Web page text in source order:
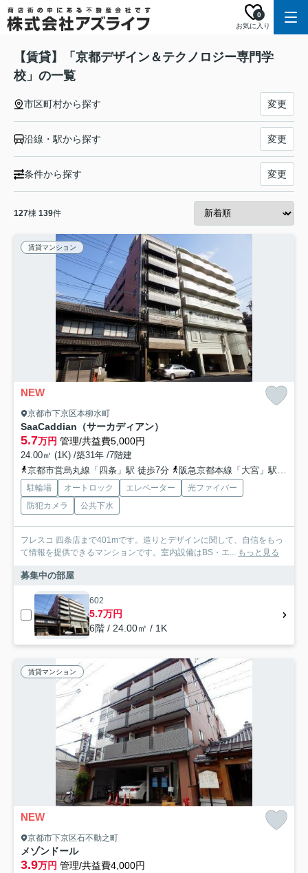
お気に入り
0
【賃貸】「京都デザイン＆テクノロジー専門学
校」の一覧
市区町村から探す 変更
沿線・駅から探す 変更
条件から探す 変更
127棟 139件
賃貸マンション
NEW
京都市下京区本柳水町
SaaCaddian（サーカディアン）
5.7万円 管理/共益費5,000円
24.00㎡ (1K) /築31年 /7階建
京都市営烏丸線「四条」駅 徒歩7分
阪急京都本線「大宮」駅 徒歩11分
駐輪場 オートロック エレベーター
光ファイバー
防犯カメラ
公共下水
フレスコ 四条店まで401mです。造りとデザインに関して、自信をもっ
て情報を提供できるマンションです。室内設備はBS・エ... もっと見る
募集中の部屋
602
5.7万円
6階 / 24.00㎡ / 1K
賃貸マンション
NEW
京都市下京区石不動之町
メゾンドール
3.9万円 管理/共益費4,000円